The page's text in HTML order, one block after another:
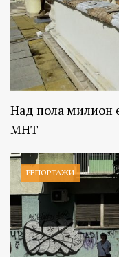
Над пола милион
МНТ
РЕПОРТАЖИ